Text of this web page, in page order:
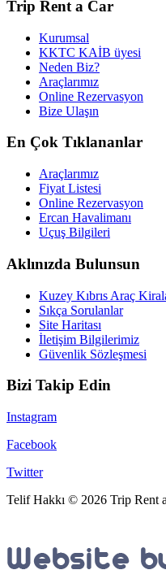
Trip Rent a Car
Kurumsal
KKTC KAİB üyesi
Neden Biz?
Araçlarımız
Online Rezervasyon
Bize Ulaşın
En Çok Tıklananlar
Araçlarımız
Fiyat Listesi
Online Rezervasyon
Ercan Havalimanı
Uçuş Bilgileri
Aklınızda Bulunsun
Kuzey Kıbrıs Araç
Sıkça Sorulanlar
Site Haritası
İletişim Bilgilerimiz
Güvenlik Sözleşmesi
Bizi Takip Edin
Instagram
Facebook
Twitter
Telif Hakkı © 2026 Trip Rent